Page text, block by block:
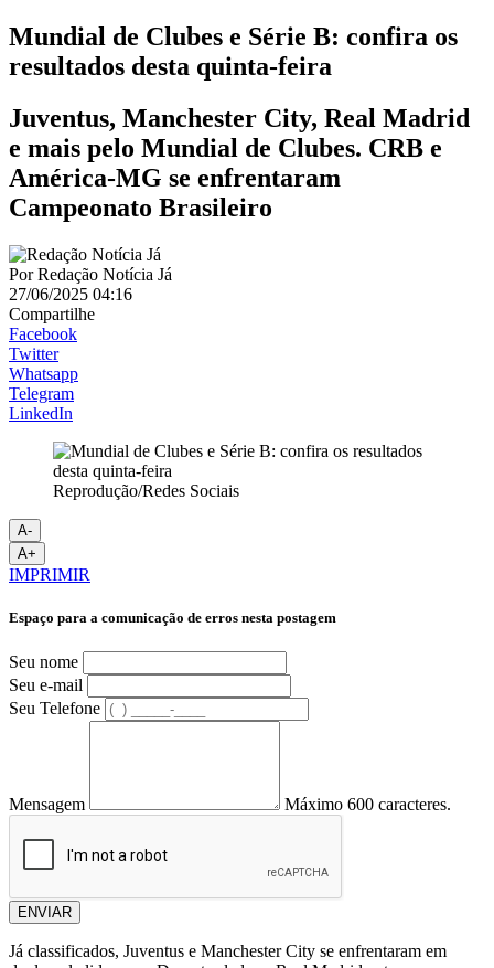
Mundial de Clubes e Série B: confira os
resultados desta quinta-feira
Juventus, Manchester City, Real Madrid
e mais pelo Mundial de Clubes. CRB e
América-MG se enfrentaram
Campeonato Brasileiro
PorRedação Notícia Já
27/06/2025 04:16
Compartilhe
Facebook
Twitter
Whatsapp
Telegram
LinkedIn
Reprodução/Redes Sociais
A-
A+
IMPRIMIR
Espaço para a comunicação de erros nesta postagem
Seu nome
Seu e-mail
Seu Telefone
Mensagem Máximo 600 caracteres.
ENVIAR
Já classificados, Juventus e Manchester City se enfrentaram em